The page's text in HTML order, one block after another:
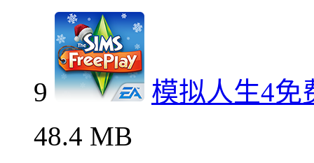
9
模拟人生4免
48.4 MB